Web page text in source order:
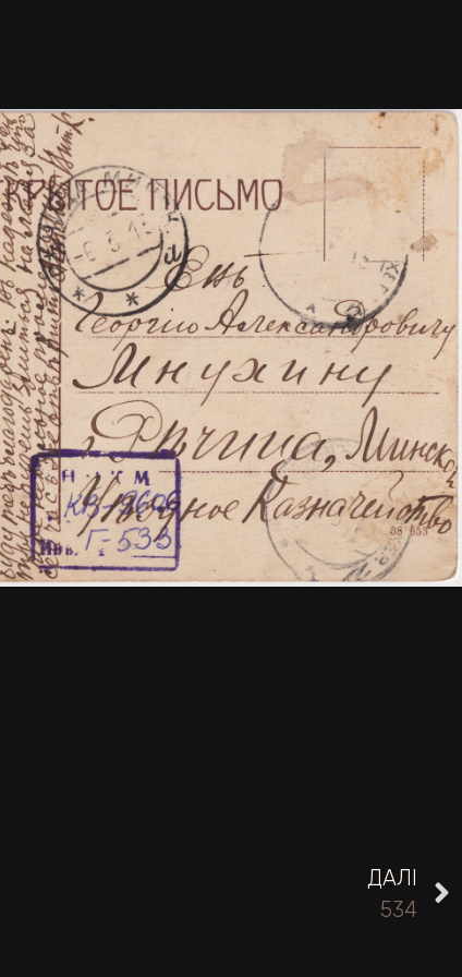
ДАЛІ
534